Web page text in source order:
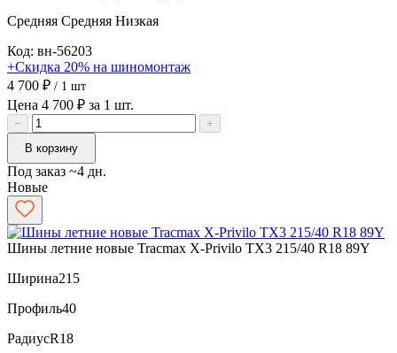
Средняя Средняя Низкая
Код: вн-56203
+Скидка 20% на шиномонтаж
4 700 ₽ / 1 шт
Цена 4 700 ₽ за 1 шт.
−
+
В корзину
Под заказ ~4 дн.
Новые
Шины летние новые Tracmax X-Privilo TX3 215/40 R18 89Y
Ширина215
Профиль40
РадиусR18